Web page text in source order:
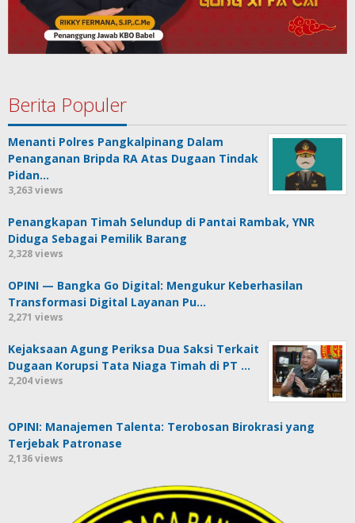
Berita Populer
Menanti Polres Pangkalpinang Dalam
Penanganan Bripda RA Atas Dugaan Tindak
Pidan…
3,263 views
Penangkapan Timah Selundup di Pantai Rambak, YNR
Diduga Sebagai Pemilik Barang
2,328 views
OPINI — Bangka Go Digital: Mengukur Keberhasilan
Transformasi Digital Layanan Pu…
2,271 views
Kejaksaan Agung Periksa Dua Saksi Terkait
Dugaan Korupsi Tata Niaga Timah di PT …
2,204 views
OPINI: Manajemen Talenta: Terobosan Birokrasi yang
Terjebak Patronase
2,136 views